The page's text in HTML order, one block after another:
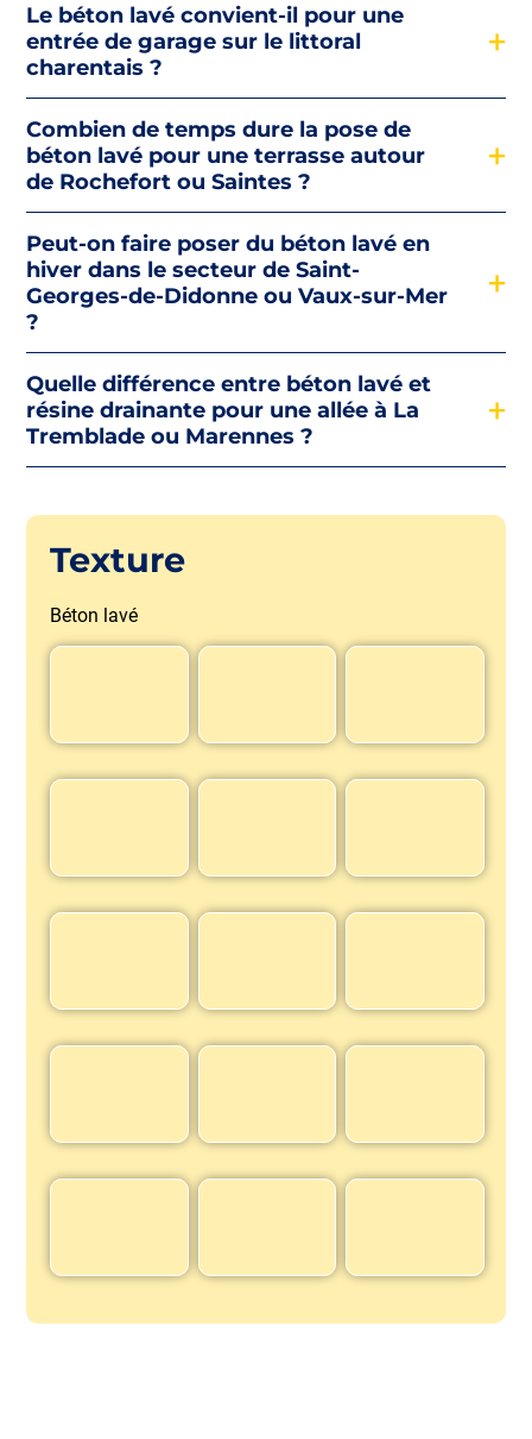
Le béton lavé convient-il pour une
entrée de garage sur le littoral
charentais ?
Combien de temps dure la pose de
béton lavé pour une terrasse autour
de Rochefort ou Saintes ?
Peut-on faire poser du béton lavé en
hiver dans le secteur de Saint-
Georges-de-Didonne ou Vaux-sur-Mer
?
Quelle différence entre béton lavé et
résine drainante pour une allée à La
Tremblade ou Marennes ?
Texture
Béton lavé